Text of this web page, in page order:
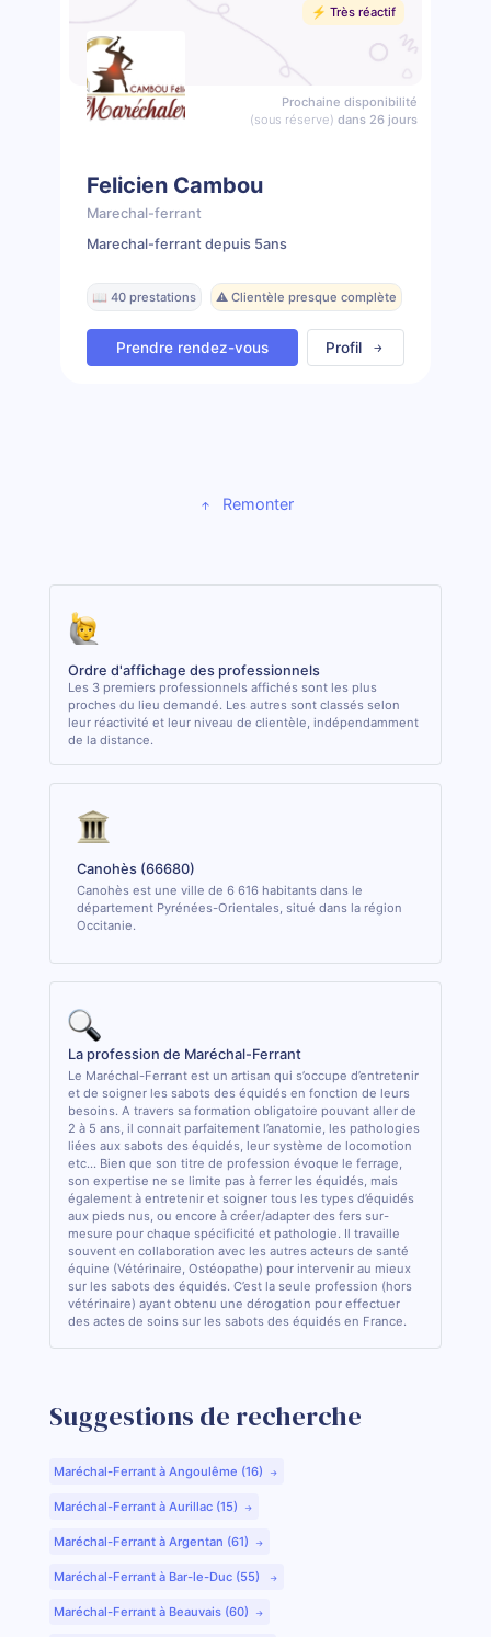
⚡️ Très réactif
Prochaine disponibilité
(sous réserve) dans 26 jours
Felicien Cambou
Marechal-ferrant
Marechal-ferrant depuis 5ans
📖 40 prestations ⚠️ Clientèle presque complète
Prendre rendez-vous Profil
Remonter
Ordre d'affichage des professionnels
Les 3 premiers professionnels affichés sont les plus
proches du lieu demandé. Les autres sont classés selon
leur réactivité et leur niveau de clientèle, indépendamment
de la distance.
Canohès (66680)
Canohès est une ville de 6 616 habitants dans le
département Pyrénées-Orientales, situé dans la région
Occitanie.
La profession de Maréchal-Ferrant
Le Maréchal-Ferrant est un artisan qui s’occupe d’entretenir
et de soigner les sabots des équidés en fonction de leurs
besoins. A travers sa formation obligatoire pouvant aller de
2 à 5 ans, il connait parfaitement l’anatomie, les pathologies
liées aux sabots des équidés, leur système de locomotion
etc... Bien que son titre de profession évoque le ferrage,
son expertise ne se limite pas à ferrer les équidés, mais
également à entretenir et soigner tous les types d’équidés
aux pieds nus, ou encore à créer/adapter des fers sur-
mesure pour chaque spécificité et pathologie. Il travaille
souvent en collaboration avec les autres acteurs de santé
équine (Vétérinaire, Ostéopathe) pour intervenir au mieux
sur les sabots des équidés. C’est la seule profession (hors
vétérinaire) ayant obtenu une dérogation pour effectuer
des actes de soins sur les sabots des équidés en France.
Suggestions de recherche
Maréchal-Ferrant à Angoulême (16)
Maréchal-Ferrant à Aurillac (15)
Maréchal-Ferrant à Argentan (61)
Maréchal-Ferrant à Bar-le-Duc (55)
Maréchal-Ferrant à Beauvais (60)